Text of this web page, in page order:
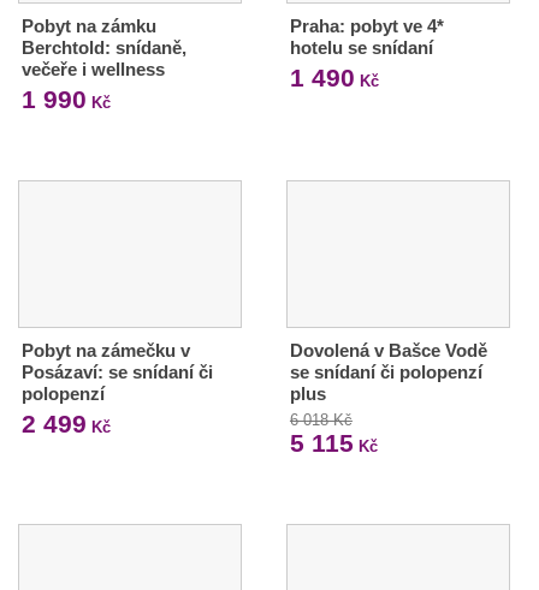
Pobyt na zámku
Berchtold: snídaně,
večeře i wellness
1 990 Kč
Praha: pobyt ve 4*
hotelu se snídaní
1 490 Kč
Pobyt na zámečku v
Posázaví: se snídaní či
polopenzí
2 499 Kč
Dovolená v Bašce Vodě
se snídaní či polopenzí
plus
6 018 Kč
5 115 Kč